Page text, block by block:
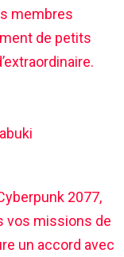
membres
de petits
2077,
vos missions de
un accord avec